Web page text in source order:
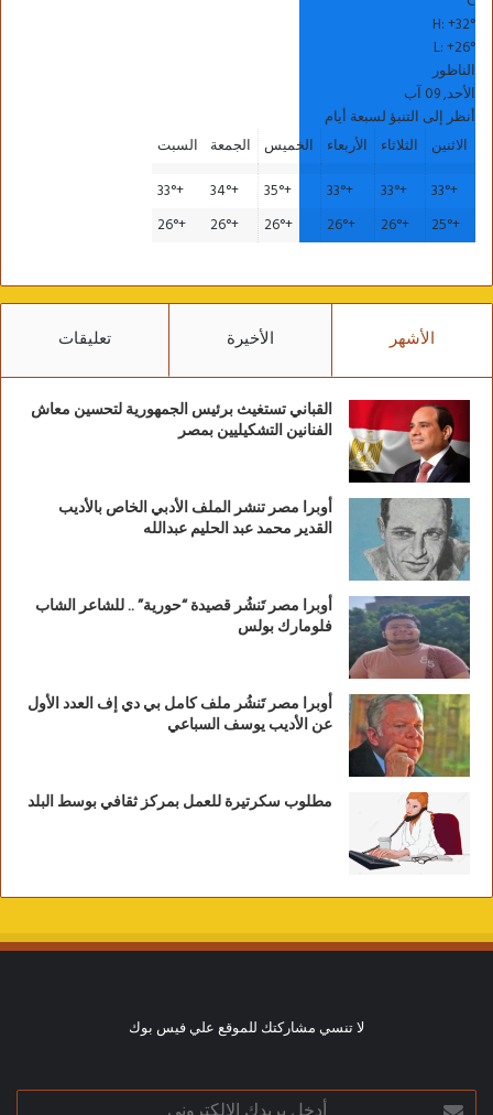
H:+32°
L:+26°
الناظور
الأحد, 09 آب
أنظر إلى التنبؤ لسبعة أيام
الاثنين
الثلاثاء الأربعاء الخميس الجمعة
السبت
+
33°
+
33°
+
33°
+
35°
+
34°
+
33°
+
25°
+
26°
+
26°
+
26°
+
26°
+
26°
الأشهر الأخيرة تعليقات
القباني تستغيث برئيس الجمهورية لتحسين معاش
الفنانين التشكيليين بمصر
أوبرا مصر تنشر الملف الأدبي الخاص بالأديب
القدير محمد عبد الحليم عبدالله
أوبرا مصر تَنشُر قصيدة “حورية” .. للشاعر الشاب
فلومارك بولس
أوبرا مصر تَنشُر ملف كامل بي دي إف العدد الأول
عن الأديب يوسف السباعي
مطلوب سكرتيرة للعمل بمركز ثقافي بوسط البلد
لا تنسي مشاركتك للموقع علي فيس بوك
أدخل